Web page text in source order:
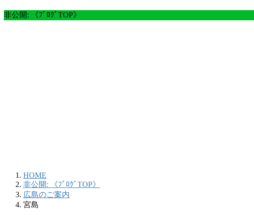
非公開: 《ﾌﾞﾛｸﾞTOP》
HOME
非公開: 《ﾌﾞﾛｸﾞTOP》
広島のご案内
宮島